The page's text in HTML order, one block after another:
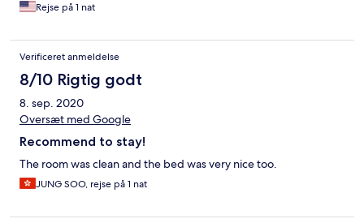
Rejse på 1 nat
Verificeret anmeldelse
8/10 Rigtig godt
8. sep. 2020
Oversæt med Google
Recommend to stay!
The room was clean and the bed was very nice too.
JUNG SOO, rejse på 1 nat